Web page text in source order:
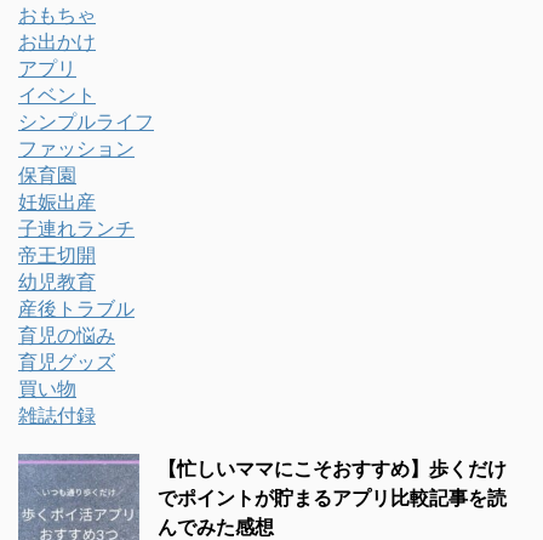
おもちゃ
お出かけ
アプリ
イベント
シンプルライフ
ファッション
保育園
妊娠出産
子連れランチ
帝王切開
幼児教育
産後トラブル
育児の悩み
育児グッズ
買い物
雑誌付録
【忙しいママにこそおすすめ】歩くだけ
でポイントが貯まるアプリ比較記事を読
んでみた感想